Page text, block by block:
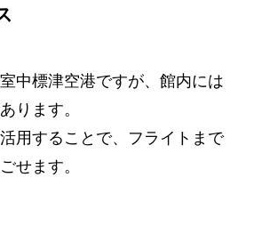
中標津空港ですが、館内には
ります。
用することで、フライトまで
せます。